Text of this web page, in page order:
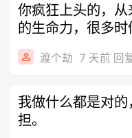
你疯狂上头的，
的生命力，很多
身体
渡个劫 7 天前 回
我做什么都是对
担。